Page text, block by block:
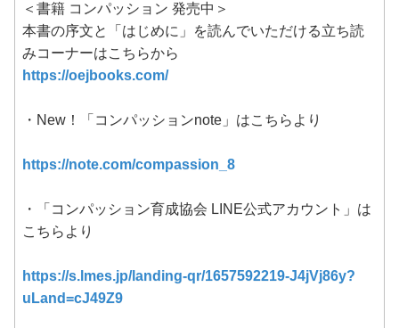
＜書籍 コンパッション 発売中＞
本書の序文と「はじめに」を読んでいただける立ち読
みコーナーはこちらから
https://oejbooks.com/
・New！「コンパッションnote」はこちらより
https://note.com/compassion_8
・「コンパッション育成協会 LINE公式アカウント」は
こちらより
https://s.lmes.jp/landing-qr/1657592219-J4jVj86y?
uLand=cJ49Z9